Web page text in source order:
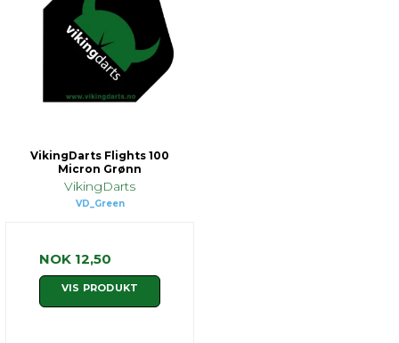
VikingDarts Flights 100
Micron Grønn
VikingDarts
VD_Green
NOK 12,50
VIS PRODUKT